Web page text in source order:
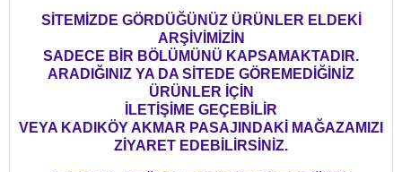
SİTEMİZDE GÖRDÜĞÜNÜZ ÜRÜNLER ELDEKİ
ARŞİVİMİZİN
SADECE BİR BÖLÜMÜNÜ KAPSAMAKTADIR.
ARADIĞINIZ YA DA SİTEDE GÖREMEDİĞİNİZ
ÜRÜNLER İÇİN
İLETİŞİME GEÇEBİLİR
VEYA KADIKÖY AKMAR PASAJINDAKİ MAĞAZAMIZI
ZİYARET EDEBİLİRSİNİZ.